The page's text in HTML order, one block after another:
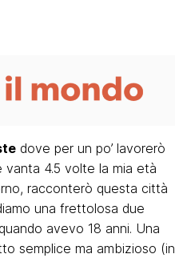
dove per un po’ lavorerò
vanta 4.5 volte la mia età
racconterò questa città
una frettolosa due
avevo 18 anni. Una
semplice ma ambizioso (in